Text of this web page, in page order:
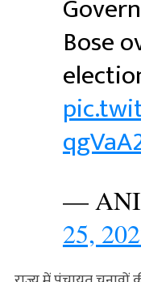
Bose
— ANI
25,